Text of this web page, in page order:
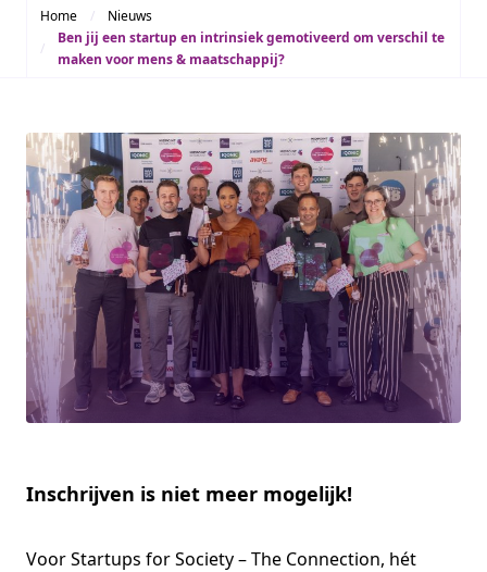
Home
Nieuws
Ben jij een startup en intrinsiek gemotiveerd om verschil te
maken voor mens & maatschappij?
Inschrijven is niet meer mogelijk!
Voor Startups for Society – The Connection, hét